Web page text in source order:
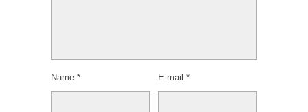
Name * E-mail *